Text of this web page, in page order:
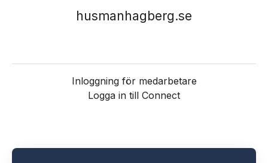
husmanhagberg.se
Inloggning för medarbetare
Logga in till Connect